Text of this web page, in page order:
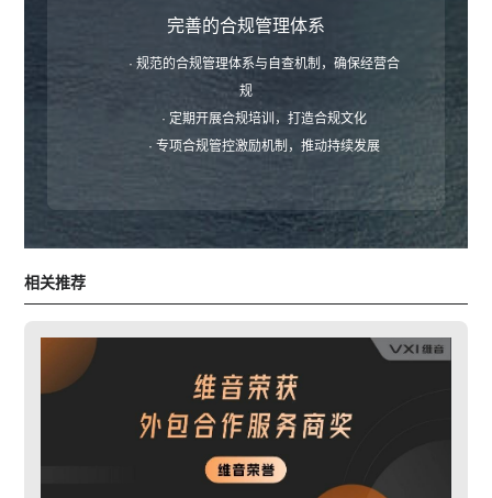
完善的合规管理体系
· 规范的合规管理体系与自查机制，确保经营合
规
· 定期开展合规培训，打造合规文化
· 专项合规管控激励机制，推动持续发展
相关推荐